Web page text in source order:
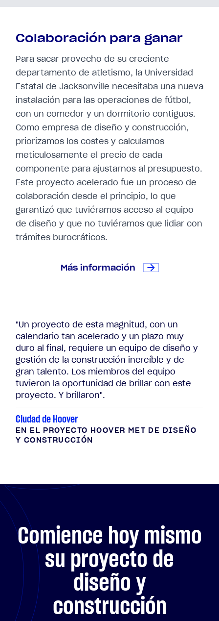
Colaboración para ganar
Para sacar provecho de su creciente
departamento de atletismo, la Universidad
Estatal de Jacksonville necesitaba una nueva
instalación para las operaciones de fútbol,
con un comedor y un dormitorio contiguos.
Como empresa de diseño y construcción,
priorizamos los costes y calculamos
meticulosamente el precio de cada
componente para ajustarnos al presupuesto.
Este proyecto acelerado fue un proceso de
colaboración desde el principio, lo que
garantizó que tuviéramos acceso al equipo
de diseño y que no tuviéramos que lidiar con
trámites burocráticos.
Más información
"Un proyecto de esta magnitud, con un
calendario tan acelerado y un plazo muy
duro al final, requiere un equipo de diseño y
gestión de la construcción increíble y de
gran talento. Los miembros del equipo
tuvieron la oportunidad de brillar con este
proyecto. Y brillaron".
Ciudad de Hoover
EN EL PROYECTO HOOVER MET DE DISEÑO
Y CONSTRUCCIÓN
Comience hoy mismo
su proyecto de
diseño y
construcción